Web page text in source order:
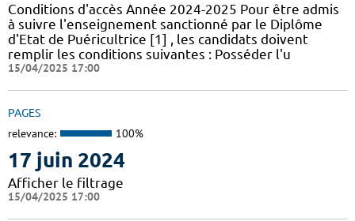
Conditions d'accès Année 2024-2025 Pour être admis
à suivre l'enseignement sanctionné par le Diplôme
d'Etat de Puéricultrice [1] , les candidats doivent
remplir les conditions suivantes : Posséder l'u
15/04/2025 17:00
PAGES
relevance: 100%
17 juin 2024
Afficher le filtrage
15/04/2025 17:00